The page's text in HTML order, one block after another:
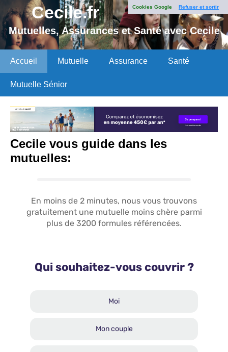
Cookies Google Refuser et sortir
Cecile.fr
Mutuelles, Assurances et Santé avec Cecile
Accueil Mutuelle Assurance Santé
Mutuelle Sénior
Cecile vous guide dans les
mutuelles: